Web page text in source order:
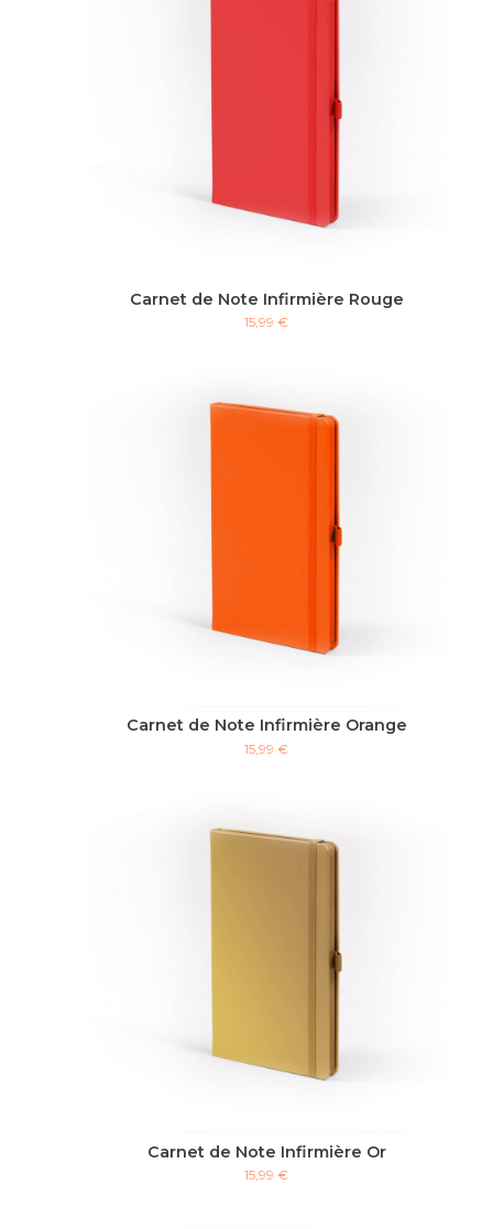
Carnet de Note Infirmière Rouge
15,99 €
Carnet de Note Infirmière Orange
15,99 €
Carnet de Note Infirmière Or
15,99 €